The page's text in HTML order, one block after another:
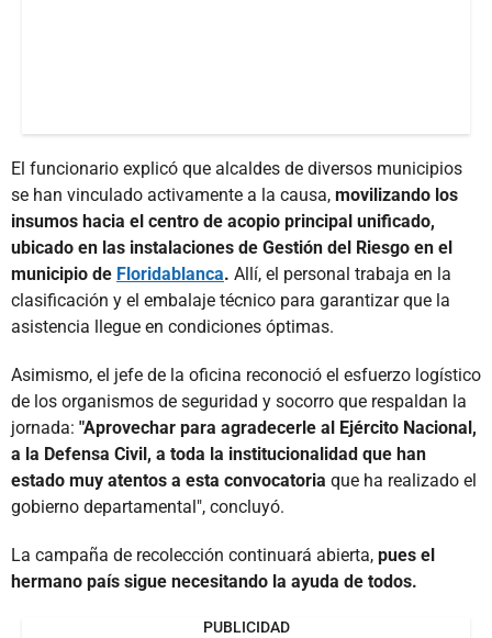
El funcionario explicó que alcaldes de diversos municipios
se han vinculado activamente a la causa, movilizando los
insumos hacia el centro de acopio principal unificado,
ubicado en las instalaciones de Gestión del Riesgo en el
municipio de Floridablanca. Allí, el personal trabaja en la
clasificación y el embalaje técnico para garantizar que la
asistencia llegue en condiciones óptimas.
Asimismo, el jefe de la oficina reconoció el esfuerzo logístico
de los organismos de seguridad y socorro que respaldan la
jornada: "Aprovechar para agradecerle al Ejército Nacional,
a la Defensa Civil, a toda la institucionalidad que han
estado muy atentos a esta convocatoria que ha realizado el
gobierno departamental", concluyó.
La campaña de recolección continuará abierta, pues el
hermano país sigue necesitando la ayuda de todos.
PUBLICIDAD